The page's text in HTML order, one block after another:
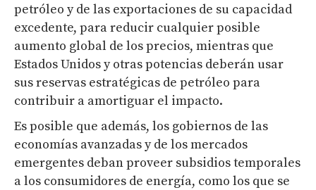
petróleo y de las exportaciones de su capacidad
excedente, para reducir cualquier posible
aumento global de los precios, mientras que
Estados Unidos y otras potencias deberán usar
sus reservas estratégicas de petróleo para
contribuir a amortiguar el impacto.
Es posible que además, los gobiernos de las
economías avanzadas y de los mercados
emergentes deban proveer subsidios temporales
a los consumidores de energía, como los que se